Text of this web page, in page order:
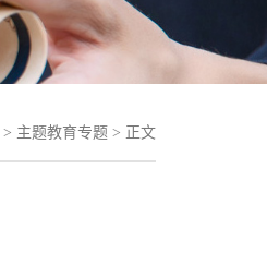
> 主题教育专题 > 正文